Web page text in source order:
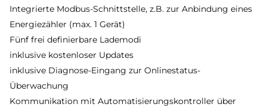
Integrierte Modbus-Schnittstelle, z.B. zur Anbindung eines
Energiezähler (max. 1 Gerät)
Fünf frei definierbare Lademodi
inklusive kostenloser Updates
inklusive Diagnose-Eingang zur Onlinestatus-
Überwachung
Kommunikation mit Automatisierungskontroller über